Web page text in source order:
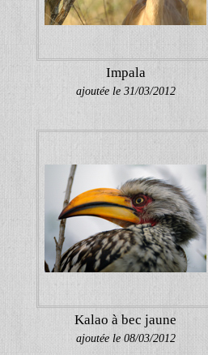
Impala
ajoutée le 31/03/2012
Kalao à bec jaune
ajoutée le 08/03/2012